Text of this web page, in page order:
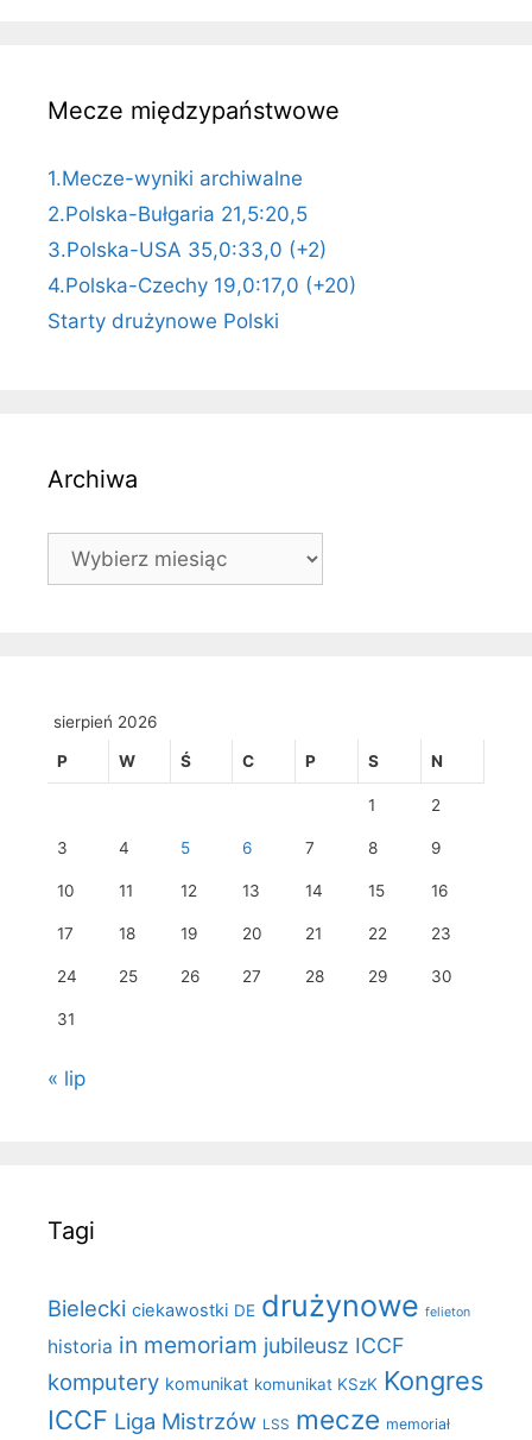
Mecze międzypaństwowe
1.Mecze-wyniki archiwalne
2.Polska-Bułgaria 21,5:20,5
3.Polska-USA 35,0:33,0 (+2)
4.Polska-Czechy 19,0:17,0 (+20)
Starty drużynowe Polski
Archiwa
Archiwa
sierpień 2026
P W Ś C P S N
1 2
3 4 5 6 7 8 9
10 11 12 13 14 15 16
17 18 19 20 21 22 23
24 25 26 27 28 29 30
31
« lip
Tagi
Bielecki ciekawostki DE drużynowe felieton
historia in memoriam jubileusz ICCF
komputery komunikat komunikat KSzK Kongres
ICCF Liga Mistrzów LSS mecze memoriał